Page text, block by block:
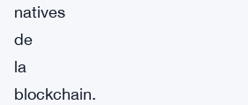
natives
de
la
blockchain.